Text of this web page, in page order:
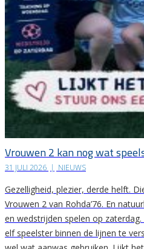
Vrouwen 2 kan nog wat
31 JULI 2026 | NIEUWS
Gezelligheid, plezier, derde helft.
Vrouwen 2 van Rohda’76. En
en wedstrijden spelen op
elf speelster binnen de lijnen te